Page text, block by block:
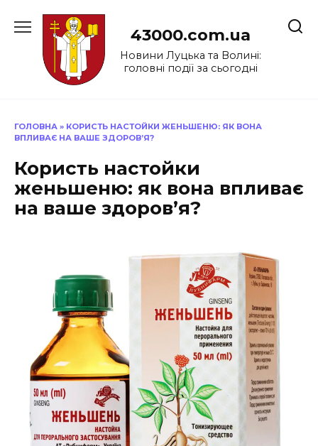
до
43000.com.ua
Новини Луцька та Волині:
головні події за сьогодні
ГОЛОВНА » КОРИСТЬ НАСТОЙКИ ЖЕНЬШЕНЮ: ЯК ВОНА
ВПЛИВАЄ НА ВАШЕ ЗДОРОВ’Я?
Користь настойки
женьшеню: як вона впливає
на ваше здоров’я?